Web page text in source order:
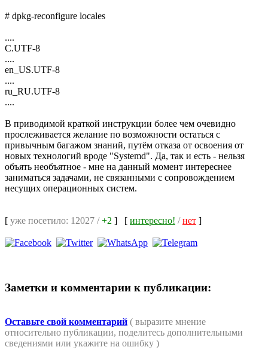
# dpkg-reconfigure locales
....
C.UTF-8
....
en_US.UTF-8
....
ru_RU.UTF-8
....
В приводимой краткой инструкции более чем очевидно
прослеживается желание по возможности остаться с
привычным багажом знаний, путём отказа от освоения от
новых технологий вроде "Systemd". Да, так и есть - нельзя
объять необъятное - мне на данный момент интереснее
заниматься задачами, не связанными с сопровождением
несущих операционных систем.
[ уже посетило: 12027 /+2 ] [ интересно! /нет ]
Заметки и комментарии к публикации:
Оставьте свой комментарий ( выразите мнение
относительно публикации, поделитесь дополнительными
сведениями или укажите на ошибку )